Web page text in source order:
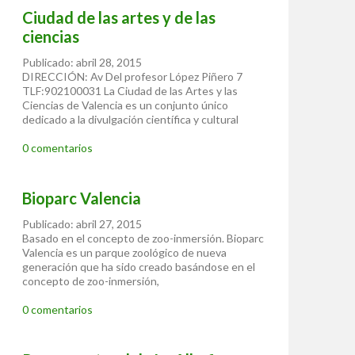
Ciudad de las artes y de las
ciencias
Publicado: abril 28, 2015
DIRECCIÓN: Av Del profesor López Piñero 7
TLF:902100031 La Ciudad de las Artes y las
Ciencias de Valencia es un conjunto único
dedicado a la divulgación científica y cultural
0 comentarios
Bioparc Valencia
Publicado: abril 27, 2015
Basado en el concepto de zoo-inmersión. Bioparc
Valencia es un parque zoológico de nueva
generación que ha sido creado basándose en el
concepto de zoo-inmersión,
0 comentarios